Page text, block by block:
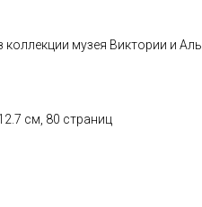
музея Виктории и
см, 80 страниц